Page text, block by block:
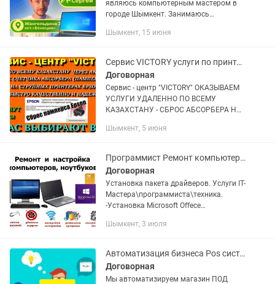
являюсь компьютерным мастером в
городе Шымкент. Занимаюсь
более 10 лет. Предлагаю полный
Шымкент, 15 июня
Сервис VICTORY услуги по принтерам EPSON через ANY DESK по всему Казахстану
Договорная
Сервис - центр "VICTORY" ОКАЗЫВАЕМ
УСЛУГИ УДАЛЕННО ПО ВСЕМУ
КАЗАХСТАНУ - СБРОС АБСОРБЕРА НА
заполнении абсорбера блокируется
\...
Шымкент, 5 июня
Программист Ремонт компьютер и ноутбук XP.7.8.10.11 Выезд на 24/7.
Договорная
Установка пакета драйверов. Услуги IT-
Мастера\программиста\техника.
-Установка Microsoft Offece
Принтеров. -Установка Драйверов.
вирусов,...
Шымкент, 3 июля
Автоматизация бизнеса Pos система , кассовое оборудование
Договорная
Мы автоматизируем магазин ПОД